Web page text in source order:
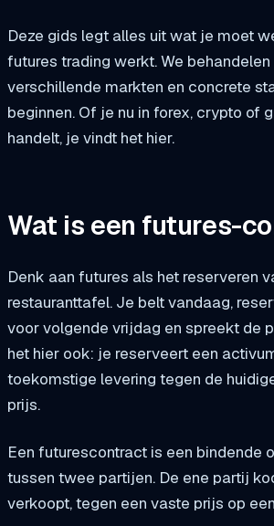
Deze gids legt alles uit wat je moet
futures trading werkt. We
verschillende markten en concrete
beginnen. Of je nu in forex, crypto of
handelt, je vindt het hier.
Wat is een futures-
Denk aan futures als het reserveren
restauranttafel. Je belt vandaag,
voor volgende vrijdag en spreekt de
het hier ook: je reserveert een
toekomstige levering tegen de
prijs.
Een futurescontract is een bindende
tussen twee partijen. De ene partij
verkoopt, tegen een vaste prijs op